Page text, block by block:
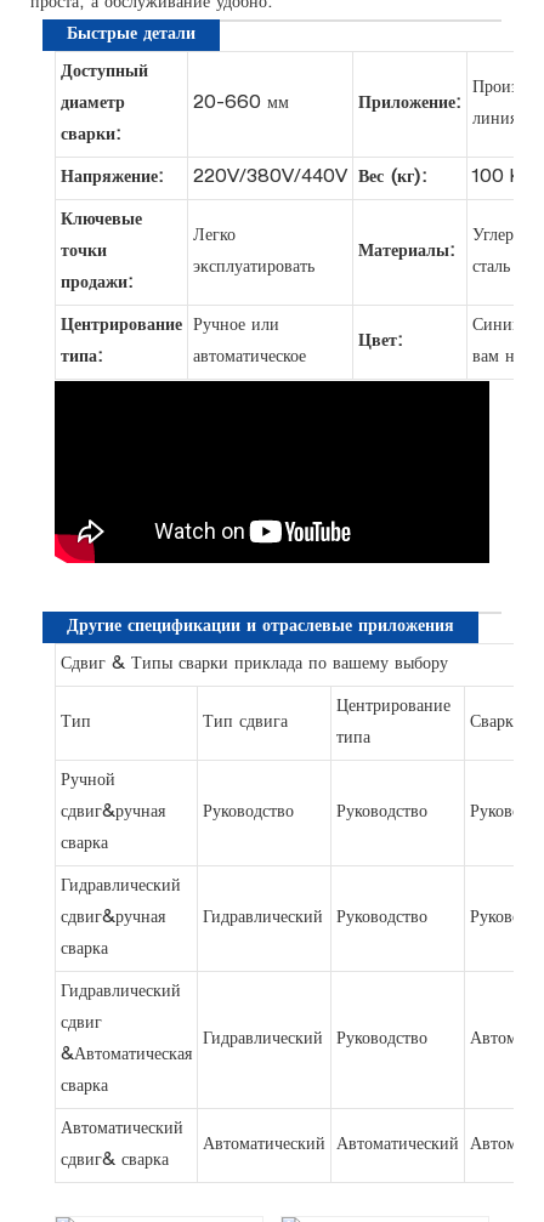
проста, а обслуживание удобно.
Быстрые детали
Доступный
диаметр
сварки:
20-660 мм Приложение:
линия
Напряжение: 220V/380V/440V Вес (кг): 100 KG
Ключевые
точки
продажи:
Легко
эксплуатировать
Материалы:
сталь
Центрирование
типа:
Ручное или
автоматическое
Цвет:
Синий
вам
Другие спецификации и отраслевые приложения
Сдвиг & Типы сварки приклада по вашему выбору
Тип Тип сдвига
Центрирование
типа
Сварка
Ручной
сдвиг&ручная
сварка
Руководство Руководство
Гидравлический
сдвиг&ручная
сварка
Гидравлический Руководство
Гидравлический
сдвиг
&Автоматическая
сварка
Гидравлический Руководство
Автоматический
сдвиг& сварка
Автоматический Автоматический